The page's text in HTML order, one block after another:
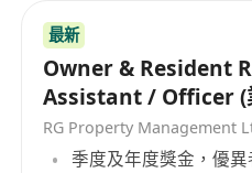
最新
Owner & Resident
Assistant / Officer (
關係助理/主任）
RG Property Management
季度及年度獎金，優